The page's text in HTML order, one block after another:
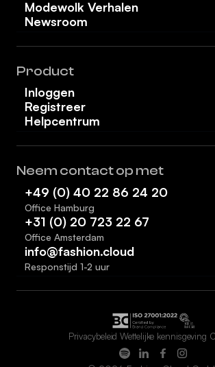
Modewolk Verhalen
Newsroom
Product
Inloggen
Registreer
Helpcentrum
Neem contact op met
+49 (0) 40 22 86 24 20
Office Hamburg
+31 (0) 20 723 22 67
Office Amsterdam
info@fashion.cloud
Responstijd 1-2 uur
Privacybeleid Wettelijke kennisgeving